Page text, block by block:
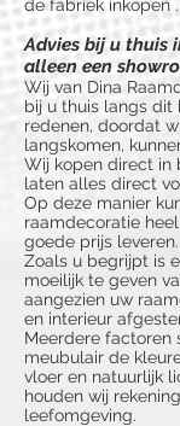
de fabriek inkopen .
Advies bij u thuis
alleen een
Wij van Dina
bij u thuis langs dit
redenen, doordat
langskomen,
Wij kopen direct in
laten alles direct
Op deze manier
raamdecoratie
goede prijs leveren.
Zoals u begrijpt is
moeilijk te geven
aangezien uw
en interieur
Meerdere factoren
meubulair de
vloer en natuurlijk
houden wij
leefomgeving.